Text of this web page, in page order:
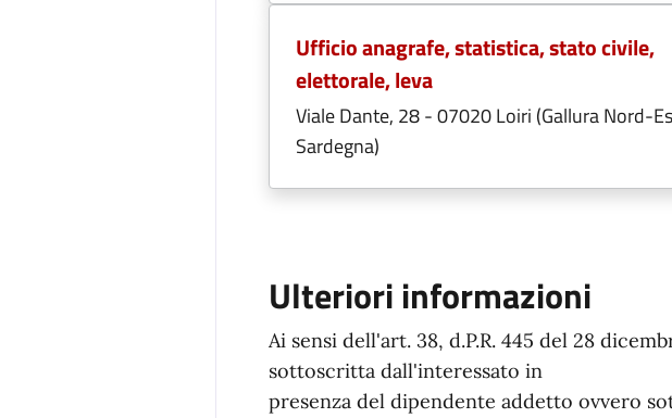
Ufficio anagrafe, statistica, stato civile,
elettorale, leva
Viale Dante, 28 - 07020 Loiri (Gallura Nord-
Sardegna)
Ulteriori informazioni
Ai sensi dell'art. 38, d.P.R. 445 del 28
sottoscritta dall'interessato in
presenza del dipendente addetto ovvero